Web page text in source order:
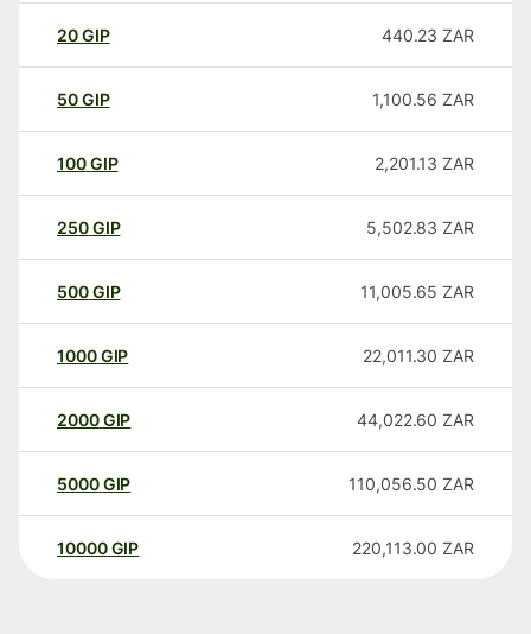
20GIP 440.23 ZAR
50GIP 1,100.56 ZAR
100GIP 2,201.13 ZAR
250GIP 5,502.83 ZAR
500GIP 11,005.65 ZAR
1000GIP 22,011.30 ZAR
2000GIP 44,022.60 ZAR
5000GIP 110,056.50 ZAR
10000 GIP 220,113.00 ZAR